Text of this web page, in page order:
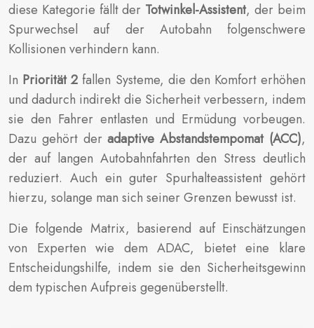
diese Kategorie fällt der Totwinkel-Assistent, der beim
Spurwechsel auf der Autobahn folgenschwere
Kollisionen verhindern kann.
In Priorität 2 fallen Systeme, die den Komfort erhöhen
und dadurch indirekt die Sicherheit verbessern, indem
sie den Fahrer entlasten und Ermüdung vorbeugen.
Dazu gehört deradaptive Abstandstempomat (ACC),
der auf langen Autobahnfahrten den Stress deutlich
reduziert. Auch ein guter Spurhalteassistent gehört
hierzu, solange man sich seiner Grenzen bewusst ist.
Die folgende Matrix, basierend auf Einschätzungen
von Experten wie dem ADAC, bietet eine klare
Entscheidungshilfe, indem sie den Sicherheitsgewinn
dem typischen Aufpreis gegenüberstellt.